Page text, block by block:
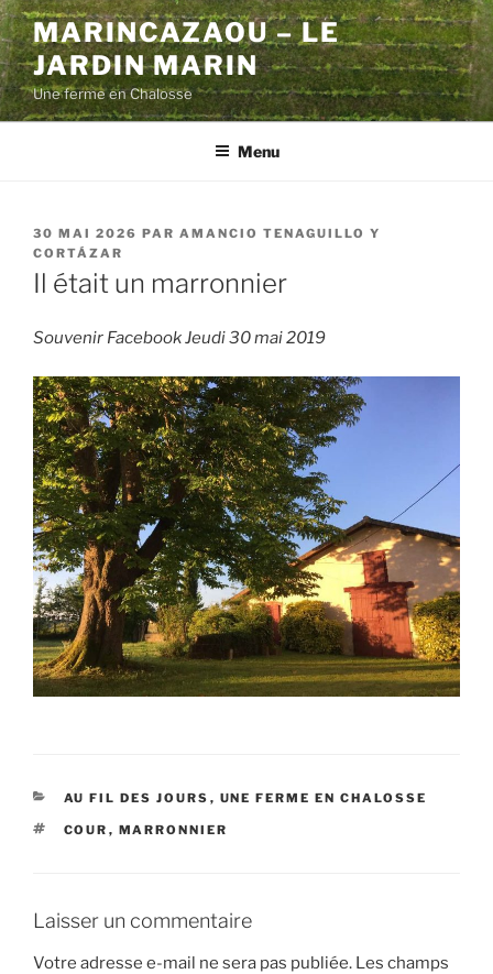
Aller
au
contenu
principal
MARINCAZAOU – LE
JARDIN MARIN
Une ferme en Chalosse
Menu
PUBLIÉ
LE
30 MAI 2026 PAR AMANCIO TENAGUILLO Y
CORTÁZAR
Il était un marronnier
Souvenir Facebook Jeudi 30 mai 2019
CATÉGORIES
AU FIL DES JOURS , UNE FERME EN CHALOSSE
ÉTIQUETTES
COUR , MARRONNIER
Laisser un commentaire
Votre adresse e-mail ne sera pas publiée. Les champs